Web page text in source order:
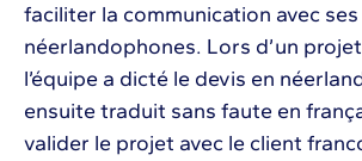
faciliter la communication avec
néerlandophones. Lors d’un
l’équipe a dicté le devis en
ensuite traduit sans faute en
valider le projet avec le client